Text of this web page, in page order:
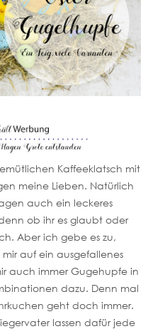
Kaffeeklatsch mit
meine Lieben. Natürlich
auch ein leckeres
ob ihr es glaubt oder
Aber ich gebe es zu,
auf ein ausgefallenes
auch immer Gugehupfe in
dazu. Denn mal
geht doch immer.
lassen dafür jede